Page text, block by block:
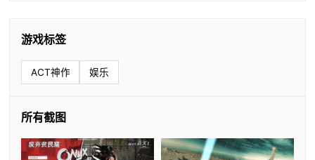
游戏标签
ACT神作 娱乐
所有截图